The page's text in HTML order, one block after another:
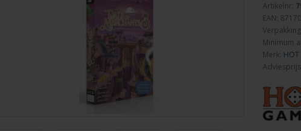
Artikelnr:
EAN:
Minimum
Merk: